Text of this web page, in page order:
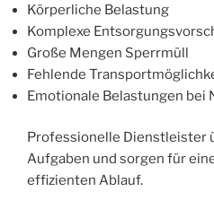
Körperliche Belastung
Komplexe
Große Mengen Sperrmüll
Fehlende
Emotionale Belastungen bei
Professionelle Dienstleister
Aufgaben und sorgen für
effizienten Ablauf.